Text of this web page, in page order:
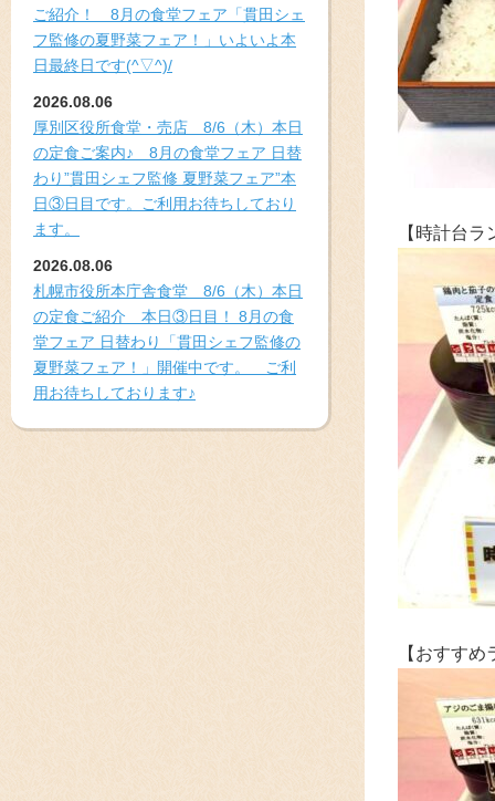
ご紹介！ 8月の食堂フェア「貫田シェ
フ監修の夏野菜フェア！」いよいよ本
日最終日です(^▽^)/
2026.08.06
厚別区役所食堂・売店 8/6（木）本日
の定食ご案内♪ 8月の食堂フェア 日替
わり”貫田シェフ監修 夏野菜フェア”本
日③日目です。ご利用お待ちしており
ます。
2026.08.06
札幌市役所本庁舎食堂 8/6（木）本日
の定食ご紹介 本日③日目！ 8月の食
堂フェア 日替わり「貫田シェフ監修の
夏野菜フェア！」開催中です。 ご利
用お待ちしております♪
【時計台
【おすす